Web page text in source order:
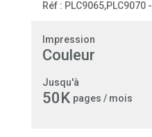
Réf : PLC9065,PLC9070-
Impression
Couleur
Jusqu'à
50K pages / mois